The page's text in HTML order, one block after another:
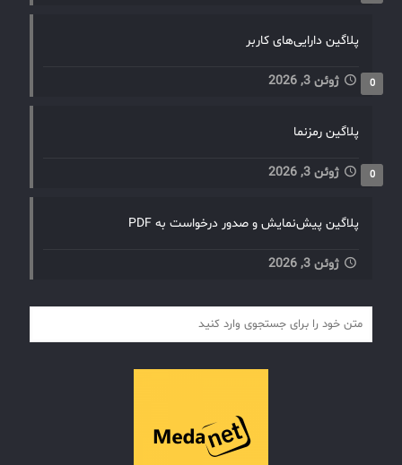
پلاگین دارایی‌های کاربر
ژوئن 3, 2026 0
پلاگین رمزنما
ژوئن 3, 2026 0
پلاگین پیش‌نمایش و صدور درخواست به PDF
ژوئن 3, 2026